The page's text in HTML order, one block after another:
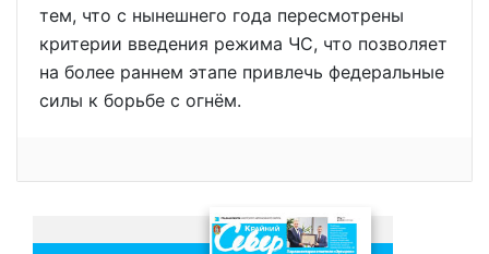
тем, что с нынешнего года пересмотрены
критерии введения режима ЧС, что позволяет
на более раннем этапе привлечь федеральные
силы к борьбе с огнём.